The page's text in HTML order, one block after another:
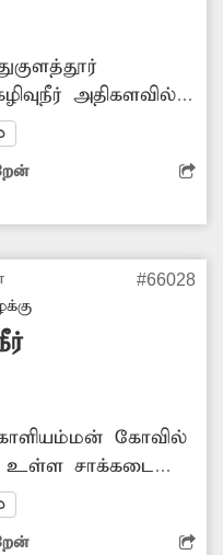
அதிகளவில்
குடியிருப்பு
செல்லும்
தொற்றுநோய்
தேங்கிய
கழிவுநீர்
#66028
கோவில்
உள்ள சாக்கடை
கால்வாயில்